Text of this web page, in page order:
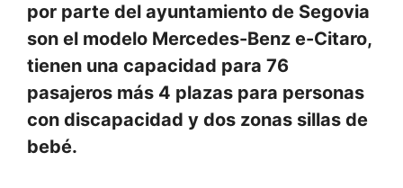
por parte del ayuntamiento de Segovia
son el modelo Mercedes-Benz e-Citaro,
tienen una capacidad para 76
pasajeros más 4 plazas para personas
con discapacidad y dos zonas sillas de
bebé.